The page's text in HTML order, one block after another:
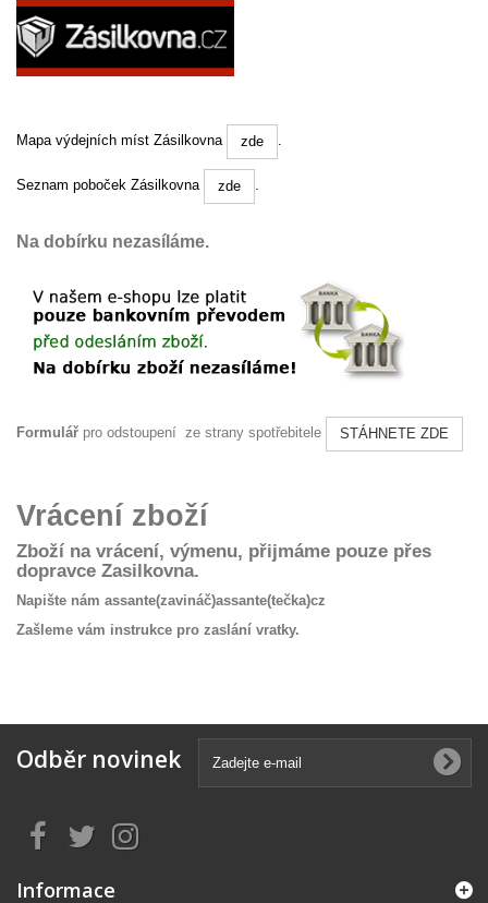
Mapa výdejních míst Zásilkovna zde
Seznam poboček Zásilkovna zde
Na dobírku nezasíláme.
Formulář pro odstoupení ze strany spotřebitele STÁHNETE ZDE
Vrácení zboží
Zboží na vrácení, výmenu, přijmáme pouze přes
dopravce Zasilkovna.
Napište nám assante(zavináč)assante(tečka)cz
Zašleme vám instrukce pro zaslání vratky.
Odběr novinek
Informace